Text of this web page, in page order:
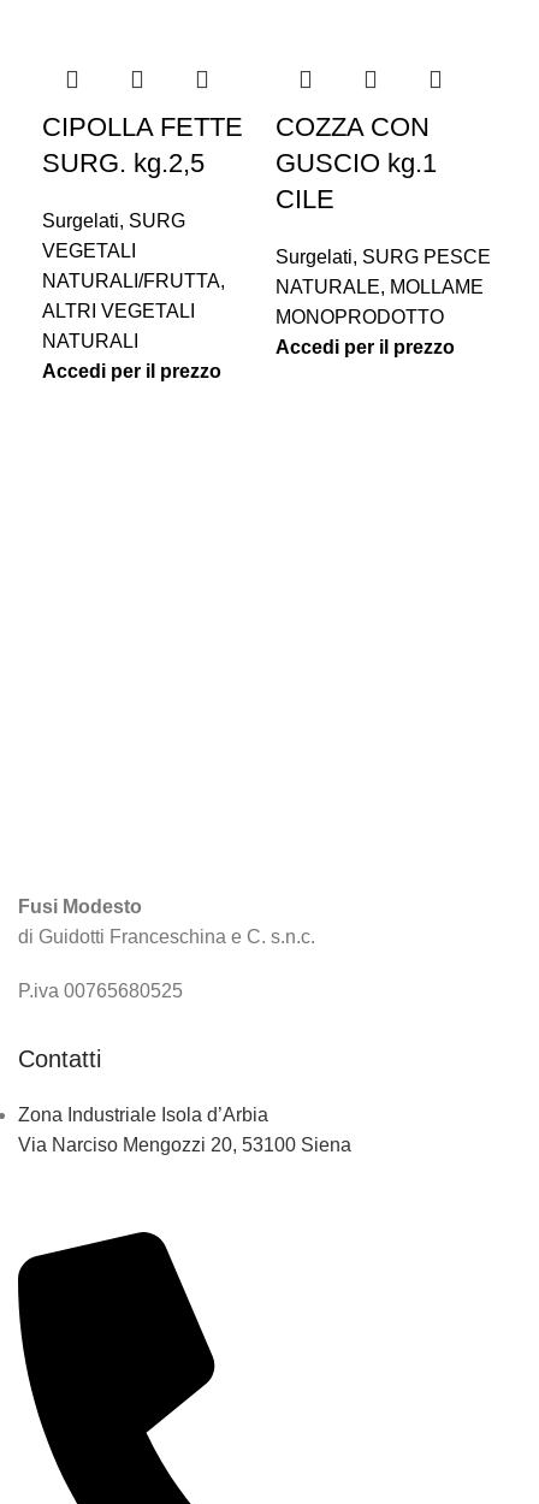
CIPOLLA FETTE
SURG. kg.2,5
Surgelati, SURG
VEGETALI
NATURALI/FRUTTA,
ALTRI VEGETALI
NATURALI
Accedi per il prezzo
COZZA CON
GUSCIO kg.1
CILE
Surgelati, SURG PESCE
NATURALE, MOLLAME
MONOPRODOTTO
Accedi per il prezzo
Fusi Modesto
di Guidotti Franceschina e C. s.n.c.
P.iva 00765680525
Contatti
Zona Industriale Isola d’Arbia
Via Narciso Mengozzi 20, 53100 Siena